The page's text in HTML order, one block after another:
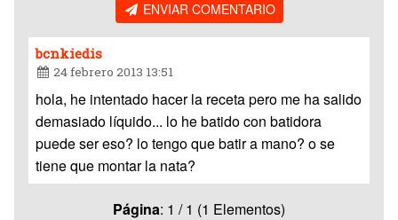
ENVIAR COMENTARIO
bcnkiedis
24 febrero 2013 13:51
hola, he intentado hacer la receta pero me ha salido
demasiado líquido... lo he batido con batidora
puede ser eso? lo tengo que batir a mano? o se
tiene que montar la nata?
Página: 1 / 1 (1 Elementos)